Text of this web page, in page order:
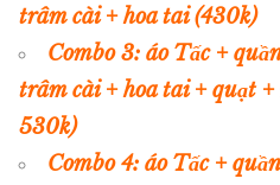
trâm cài + hoa tai (430k)
Combo 3: áo Tấc +
trâm cài + hoa tai + quạt +
530k)
Combo 4: áo Tấc +